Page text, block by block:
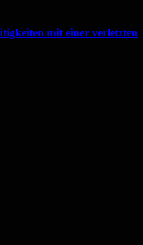
mit einer verletzten